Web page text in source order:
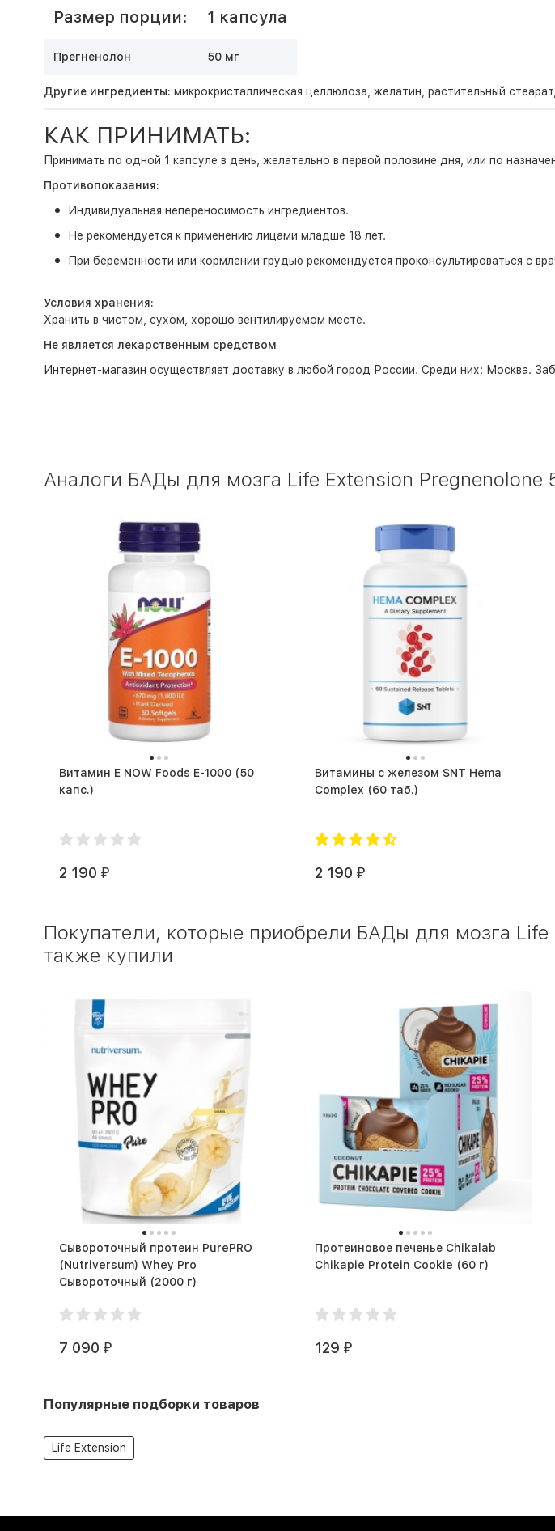
Размер порции: 1 капсула
Прегненолон 50 мг
Другие ингредиенты: микрокристаллическая целлюлоза, желатин, растительный
КАК ПРИНИМАТЬ:
Принимать по одной 1 капсуле в день, желательно в первой половине дня, или по
Противопоказания:
Индивидуальная непереносимость ингредиентов.
Не рекомендуется к применению лицами младше 18 лет.
При беременности или кормлении грудью рекомендуется проконсультироваться с
Условия хранения:
Хранить в чистом, сухом, хорошо вентилируемом месте.
Не является лекарственным средством
Интернет-магазин осуществляет доставку в любой город России. Среди них: Москва.
Аналоги БАДы для мозга Life Extension Pregnenolone
Витамин Е NOW Foods E-1000 (50
капс.)
2 190 ₽
Витамины с железом SNT Hema
Complex (60 таб.)
2 190 ₽
Покупатели, которые приобрели БАДы для мозга
также купили
Сывороточный протеин PurePRO
(Nutriversum) Whey Pro
Сывороточный (2000 г)
7 090 ₽
Протеиновое печенье Chikalab
Chikapie Protein Cookie (60 г)
129 ₽
Популярные подборки товаров
Life Extension